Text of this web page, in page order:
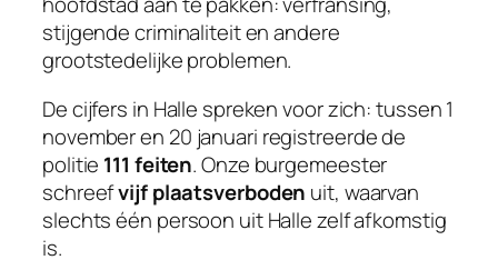
stijgende criminaliteit en andere
grootstedelijke problemen.
De cijfers in Halle spreken voor zich: tussen 1
november en 20 januari registreerde de
politie 111 feiten. Onze burgemeester
schreefvijf plaatsverboden uit, waarvan
slechts één persoon uit Halle zelf afkomstig
is.